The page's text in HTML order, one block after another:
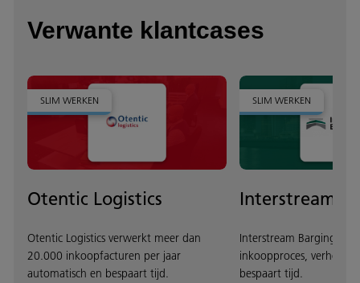
Verwante klantcases
SLIM WERKEN
Otentic Logistics
Otentic Logistics verwerkt meer dan
20.000 inkoopfacturen per jaar
automatisch en bespaart tijd.
SLIM WERKEN
Interstream
Interstream Barging
inkoopproces, verhoogt
bespaart tijd.